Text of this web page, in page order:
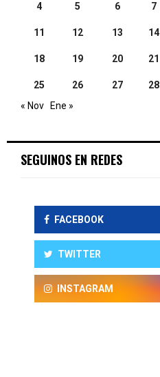
4 5 6 7
11 12 13 14
18 19 20 21
25 26 27 28
« Nov
Ene »
SEGUINOS EN REDES
FACEBOOK
TWITTER
INSTAGRAM